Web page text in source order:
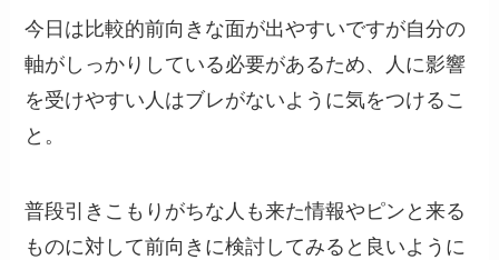
今日は比較的前向きな面が出やすいですが自分の
軸がしっかりしている必要があるため、人に影響
を受けやすい人はブレがないように気をつけるこ
と。
普段引きこもりがちな人も来た情報やピンと来る
ものに対して前向きに検討してみると良いように